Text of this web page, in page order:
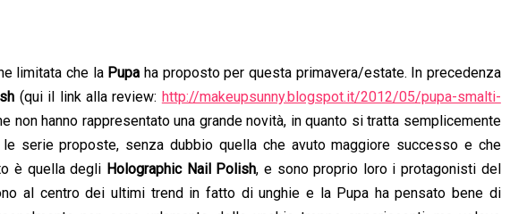
limitata che la Pupa ha proposto per questa primavera/estate. In precedenza
(qui il link alla review: http://makeupsunny.blogspot.it/2012/05/pupa-smalti-
non hanno rappresentato una grande novità, in quanto si tratta semplicemente
serie proposte, senza dubbio quella che avuto maggiore successo e che
è quella degli Holographic Nail Polish, e sono proprio loro i protagonisti del
al centro dei ultimi trend in fatto di unghie e la Pupa ha pensato bene di